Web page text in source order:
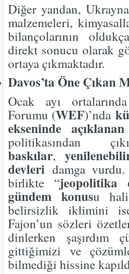
Diğer yandan,
malzemeleri,
bilançolarının
direkt sonucu olarak
ortaya çıkmaktadır.
Davos’ta Öne Çıkan
Ocak ayı
Forumu (WEF)’nda
ekseninde
politikasından
baskılar,
devleri damga vurdu.
birlikte “jeopolitika
gündem konusu
belirsizlik iklimini
Fajon’un sözleri
dinlerken şaşırdım
gittiğimizi ve
bilmediği hissine